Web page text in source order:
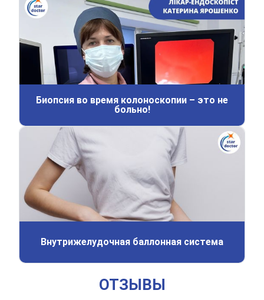
Биопсия во время колоноскопии – это не
больно!
Внутрижелудочная баллонная система
ОТЗЫВЫ